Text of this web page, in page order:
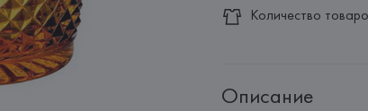
Количество
Описание